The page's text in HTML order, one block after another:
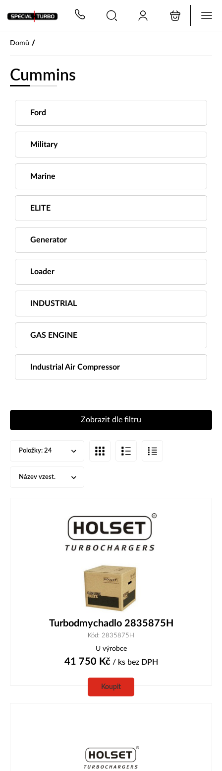
Domů /
Cummins
Ford
Military
Marine
ELITE
Generator
Loader
INDUSTRIAL
GAS ENGINE
Industrial Air Compressor
Zobrazit dle filtru
Položky: 24
Název vzest.
Turbodmychadlo 2835875H
Kód: 2835875H
U výrobce
41 750 Kč/ ks bez DPH
Koupit